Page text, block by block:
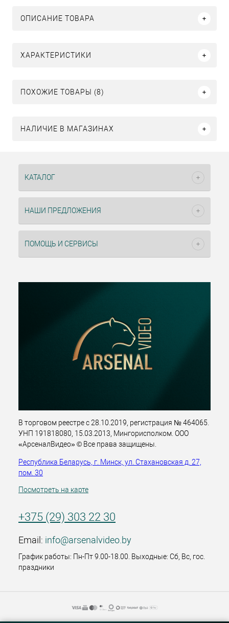
ОПИСАНИЕ ТОВАРА
ХАРАКТЕРИСТИКИ
ПОХОЖИЕ ТОВАРЫ (8)
НАЛИЧИЕ В МАГАЗИНАХ
КАТАЛОГ
НАШИ ПРЕДЛОЖЕНИЯ
ПОМОЩЬ И СЕРВИСЫ
В торговом реестре с 28.10.2019, регистрация № 464065.
УНП 191818080, 15.03.2013, Мингорисполком. ООО
«АрсеналВидео» © Все права защищены.
Республика Беларусь, г. Минск, ул. Стахановская д. 27,
пом. 30
Посмотреть на карте
+375 (29) 303 22 30
Email: info@arsenalvideo.by
График работы: Пн-Пт 9.00-18.00. Выходные: Сб, Вс, гос.
праздники